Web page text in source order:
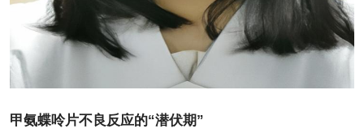
甲氨蝶呤片不良反应的“潜伏期”